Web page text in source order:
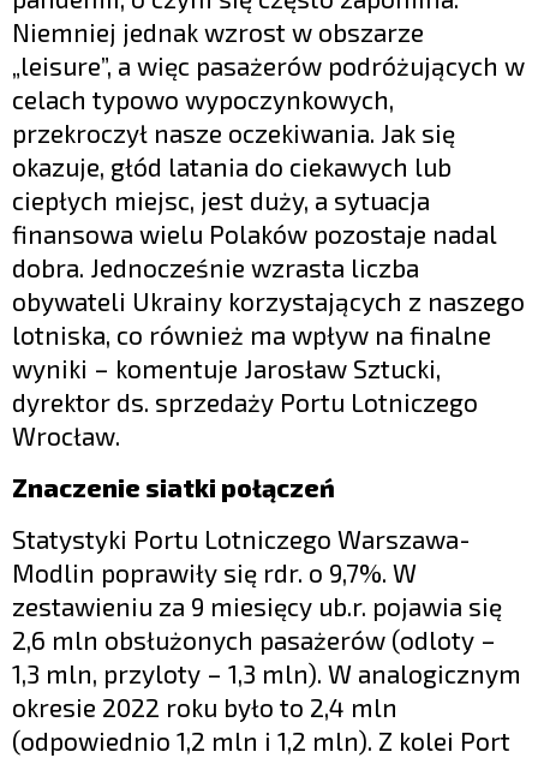
Niemniej jednak wzrost w obszarze
„leisure”, a więc pasażerów podróżujących w
celach typowo wypoczynkowych,
przekroczył nasze oczekiwania. Jak się
okazuje, głód latania do ciekawych lub
ciepłych miejsc, jest duży, a sytuacja
finansowa wielu Polaków pozostaje nadal
dobra. Jednocześnie wzrasta liczba
obywateli Ukrainy korzystających z naszego
lotniska, co również ma wpływ na finalne
wyniki – komentuje Jarosław Sztucki,
dyrektor ds. sprzedaży Portu Lotniczego
Wrocław.
Znaczenie siatki połączeń
Statystyki Portu Lotniczego Warszawa-
Modlin poprawiły się rdr. o 9,7%. W
zestawieniu za 9 miesięcy ub.r. pojawia się
2,6 mln obsłużonych pasażerów (odloty –
1,3 mln, przyloty – 1,3 mln). W analogicznym
okresie 2022 roku było to 2,4 mln
(odpowiednio 1,2 mln i 1,2 mln). Z kolei Port